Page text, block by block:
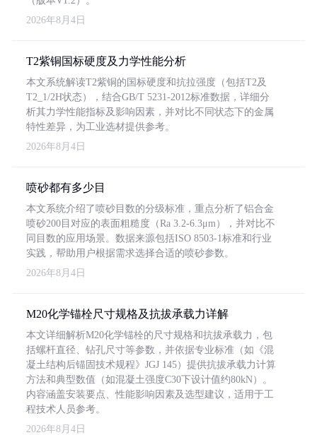
2026年8月4日
T2紫铜国标硬度及力学性能分析
本文系统解读T2紫铜的国标硬度和抗拉强度（包括T2及
T2_1/2H状态），结合GB/T 5231-2012标准数据，详细分
析其力学性能指标及影响因素，并对比不同状态下的金属
特性差异，为工业选材提供参考。
2026年8月4日
喷砂都有多少目
本文系统介绍了喷砂目数的分级标准，重点分析了铝合金
喷砂200目对应的表面粗糙度（Ra 3.2-6.3μm），并对比不
同目数的应用场景。数据来源包括ISO 8503-1标准和行业
实践，帮助用户根据需求选择合适的喷砂参数。
2026年8月4日
M20化学锚栓尺寸规格及抗拔承载力详解
本文详细解析M20化学锚栓的尺寸规格和抗拔承载力，包
括螺杆直径、钻孔尺寸等参数，并依据专业标准（如《混
凝土结构后锚固技术规程》JGJ 145）提供抗拔承载力计算
方法和典型数值（如混凝土强度C30下设计值约80kN）。
内容涵盖安装要点、性能影响因素及选型建议，适用于工
程技术人员参考。
2026年8月4日